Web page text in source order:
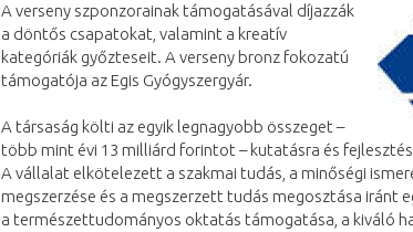
A verseny szponzorainak támogatásával díjazzák
a döntős csapatokat, valamint a kreatív
kategóriák győzteseit. A verseny bronz fokozatú
támogatója az Egis Gyógyszergyár.
A társaság költi az egyik legnagyobb összeget –
több mint évi 13 milliárd forintot – kutatásra és
A vállalat elkötelezett a szakmai tudás, a minőségi
megszerzése és a megszerzett tudás megosztása iránt
a természettudományos oktatás támogatása, a kiváló